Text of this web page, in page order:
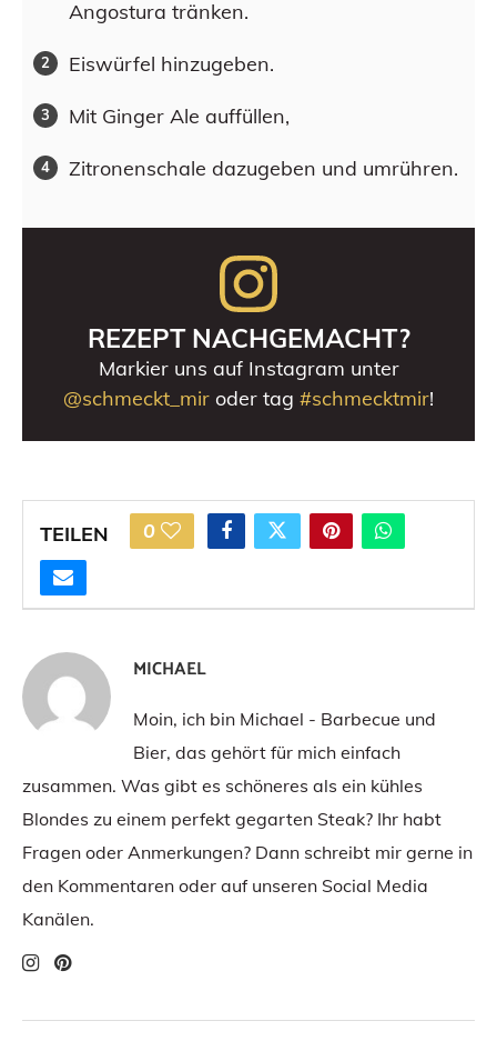
Angostura tränken.
Eiswürfel hinzugeben.
Mit Ginger Ale auffüllen,
Zitronenschale dazugeben und umrühren.
REZEPT NACHGEMACHT?
Markier uns auf Instagram unter
@schmeckt_mir oder tag #schmecktmir!
TEILEN 0
MICHAEL
Moin, ich bin Michael - Barbecue und
Bier, das gehört für mich einfach
zusammen. Was gibt es schöneres als ein kühles
Blondes zu einem perfekt gegarten Steak? Ihr habt
Fragen oder Anmerkungen? Dann schreibt mir gerne in
den Kommentaren oder auf unseren Social Media
Kanälen.